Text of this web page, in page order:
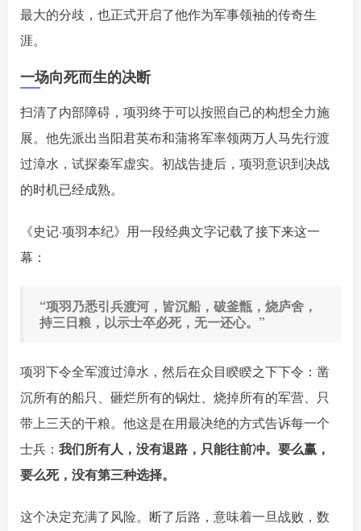
最大的分歧，也正式开启了他作为军事领袖的传奇生
涯。󠄹󠅀󠄪󠄢󠄡󠄦󠄞󠄧󠄣󠄞󠄢󠄡󠄧󠄞󠄩󠄢󠅬󠅅󠅃󠄵󠅂󠄪󠅗󠅥󠅕󠅣󠅤󠅬󠅄󠄹󠄽󠄵󠄪󠄢󠄠󠄢󠄦󠄝󠄠󠄨󠄝󠄠󠄨󠄐󠄡󠄣󠄪󠄣󠄤󠄪󠄡󠄣󠅬󠅨󠅙󠅑󠅟󠅗󠅒󠄞󠅓󠅟󠅝󠄐󠇕󠆠󠅿󠇖󠆄󠆩󠇕󠅿󠆈󠇗󠆭󠆁󠄐󠇗󠅹󠅸󠇖󠆍󠅳󠇖󠅹󠅰󠇖󠆌󠅹
一场向死而生的决断
扫清了内部障碍，项羽终于可以按照自己的构想全力施
展。他先派出当阳君英布和蒲将军率领两万人马先行渡
过漳水，试探秦军虚实。初战告捷后，项羽意识到决战
的时机已经成熟。󠄹󠅀󠄪󠄢󠄡󠄦󠄞󠄧󠄣󠄞󠄢󠄡󠄧󠄞󠄩󠄢󠅬󠅅󠅃󠄵󠅂󠄪󠅗󠅥󠅕󠅣󠅤󠅬󠅄󠄹󠄽󠄵󠄪󠄢󠄠󠄢󠄦󠄝󠄠󠄨󠄝󠄠󠄨󠄐󠄡󠄣󠄪󠄣󠄤󠄪󠄡󠄣󠅬󠅨󠅙󠅑󠅟󠅗󠅒󠄞󠅓󠅟󠅝󠄐󠇕󠆠󠅿󠇖󠆄󠆩󠇕󠅿󠆈󠇗󠆭󠆁󠄐󠇗󠅹󠅸󠇖󠆍󠅳󠇖󠅹󠅰󠇖󠆌󠅹
《史记·项羽本纪》用一段经典文字记载了接下来这一
幕：
“项羽乃悉引兵渡河，皆沉船，破釜甑，烧庐舍，
持三日粮，以示士卒必死，无一还心。”󠄹󠅀󠄪󠄢󠄡󠄦󠄞󠄧󠄣󠄞󠄢󠄡󠄧󠄞󠄩󠄢󠅬󠅅󠅃󠄵󠅂󠄪󠅗󠅥󠅕󠅣󠅤󠅬󠅄󠄹󠄽󠄵󠄪󠄢󠄠󠄢󠄦󠄝󠄠󠄨󠄝󠄠󠄨󠄐󠄡󠄣󠄪󠄣󠄤󠄪󠄡󠄣󠅬󠅨󠅙󠅑󠅟󠅗󠅒󠄞󠅓󠅟󠅝󠄐󠇕󠆠󠅿󠇖󠆄󠆩󠇕󠅿󠆈󠇗󠆭󠆁󠄐󠇗󠅹󠅸󠇖󠆍󠅳󠇖󠅹󠅰󠇖󠆌󠅹
项羽下令全军渡过漳水，然后在众目睽睽之下下令： 凿
沉所有的船只、砸烂所有的锅灶、烧掉所有的军营、只
带上三天的干粮。他这是在用最决绝的方式告诉每一个
士兵：󠄹󠅀󠄪󠄢󠄡󠄦󠄞󠄧󠄣󠄞󠄢󠄡󠄧󠄞󠄩󠄢󠅬󠅅󠅃󠄵󠅂󠄪󠅗󠅥󠅕󠅣󠅤󠅬󠅄󠄹󠄽󠄵󠄪󠄢󠄠󠄢󠄦󠄝󠄠󠄨󠄝󠄠󠄨󠄐󠄡󠄣󠄪󠄣󠄤󠄪󠄡󠄣󠅬󠅨󠅙󠅑󠅟󠅗󠅒󠄞󠅓󠅟󠅝󠄐󠇕󠆠󠅿󠇖󠆄󠆩󠇕󠅿󠆈󠇗󠆭󠆁󠄐󠇗󠅹󠅸󠇖󠆍󠅳󠇖󠅹󠅰󠇖󠆌󠅹 我们所有人，没有退路，只能往前冲。要么赢，
要么死，没有第三种选择。󠄹󠅀󠄪󠄢󠄡󠄦󠄞󠄧󠄣󠄞󠄢󠄡󠄧󠄞󠄩󠄢󠅬󠅅󠅃󠄵󠅂󠄪󠅗󠅥󠅕󠅣󠅤󠅬󠅄󠄹󠄽󠄵󠄪󠄢󠄠󠄢󠄦󠄝󠄠󠄨󠄝󠄠󠄨󠄐󠄡󠄣󠄪󠄣󠄤󠄪󠄡󠄣󠅬󠅨󠅙󠅑󠅟󠅗󠅒󠄞󠅓󠅟󠅝󠄐󠇕󠆠󠅿󠇖󠆄󠆩󠇕󠅿󠆈󠇗󠆭󠆁󠄐󠇗󠅹󠅸󠇖󠆍󠅳󠇖󠅹󠅰󠇖󠆌󠅹
这个决定充满了风险。断了后路，意味着一旦战败，数